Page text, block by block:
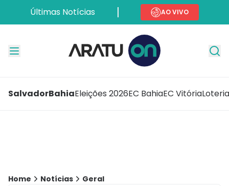
Últimas Notícias AO VIVO
SalvadorBahiaEleições 2026EC BahiaEC Vitória
Home Notícias Geral